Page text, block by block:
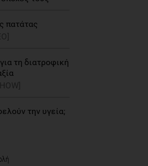
πατάτας
τη διατροφική
την υγεία;